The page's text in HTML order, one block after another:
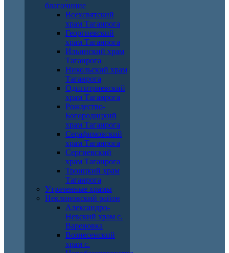
благочиние
Всехсвятский
храм Таганрога
Георгиевский
храм Таганрога
Ильинский храм
Таганрога
Никольский храм
Таганрога
Одигитриевский
храм Таганрога
Рождество-
Богородицкий
храм Таганрога
Серафимовский
храм Таганрога
Сергиевский
храм Таганрога
Троицкий храм
Таганрога
Утраченные храмы
Неклиновский район
Александро-
Невский храм с.
Вареновка
Вознесенский
храм с.